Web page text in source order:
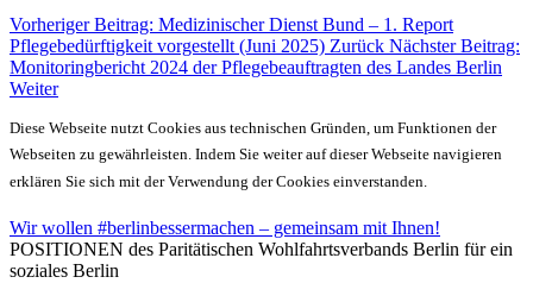
Vorheriger Beitrag: Medizinischer Dienst Bund – 1. Report
Pflegebedürftigkeit vorgestellt (Juni 2025) Zurück Nächster Beitrag:
Monitoringbericht 2024 der Pflegebeauftragten des Landes Berlin
Weiter
Diese Webseite nutzt Cookies aus technischen Gründen, um Funktionen der
Webseiten zu gewährleisten. Indem Sie weiter auf dieser Webseite navigieren
erklären Sie sich mit der Verwendung der Cookies einverstanden.
Wir wollen #berlinbessermachen – gemeinsam mit Ihnen!
POSITIONEN des Paritätischen Wohlfahrtsverbands Berlin für ein
soziales Berlin